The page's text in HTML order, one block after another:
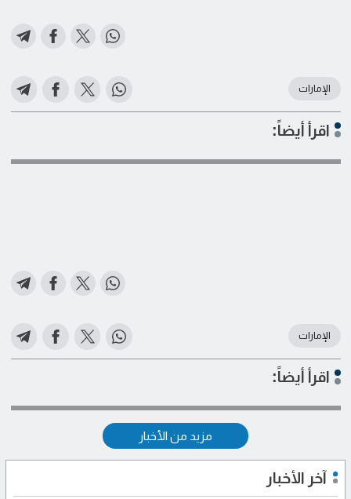
الإمارات
اقرأ أيضاً:
الإمارات
اقرأ أيضاً:
مزيد من الأخبار
آخر الأخبار